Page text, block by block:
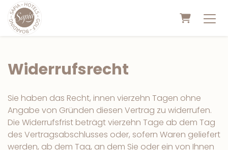
Widerrufsrecht
Sie haben das Recht, innen vierzehn Tagen ohne
Angabe von Gründen diesen Vertrag zu widerrufen.
Die Widerrufsfrist beträgt vierzehn Tage ab dem Tag
des Vertragsabschlusses oder, sofern Waren geliefert
werden, ab dem Tag, an dem Sie oder ein von Ihnen